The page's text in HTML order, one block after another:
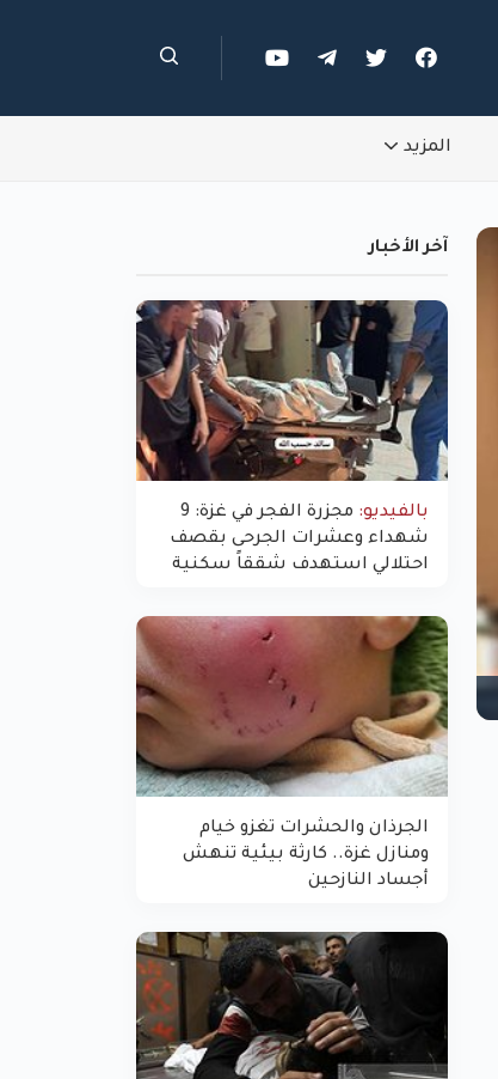
المزيد
آخر الأخبار
بالفيديو:
مجزرة الفجر في غزة: 9
شهداء وعشرات الجرحى بقصف
احتلالي استهدف شققاً سكنية
الجرذان والحشرات تغزو خيام
ومنازل غزة.. كارثة بيئية تنهش
أجساد النازحين